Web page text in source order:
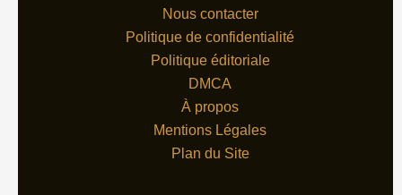
Nous contacter
Politique de confidentialité
Politique éditoriale
DMCA
À propos
Mentions Légales
Plan du Site